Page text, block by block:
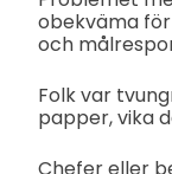
obekväma
och
Folk var
papper, vika